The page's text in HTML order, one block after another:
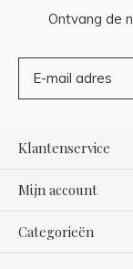
Ontvang de
Klantenservice
Mijn account
Categorieën